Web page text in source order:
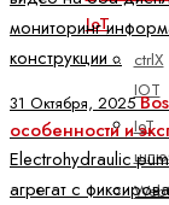
IoT
ctrlX
IOT
IoT
мониторинг
конструкции ..
31 Октября, 2025
особенности и
Electrohydraulic
агрегат с